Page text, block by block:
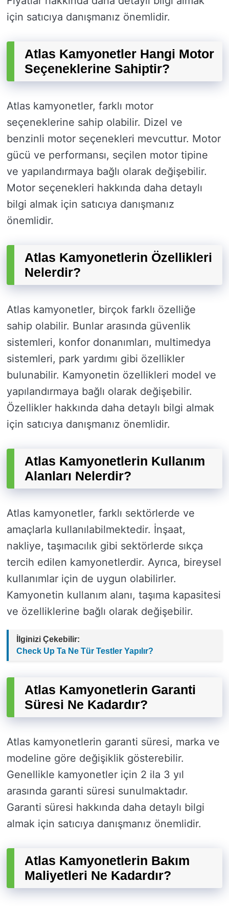
için satıcıya danışmanız önemlidir.
Atlas Kamyonetler Hangi Motor
Seçeneklerine Sahiptir?
Atlas kamyonetler, farklı motor
seçeneklerine sahip olabilir. Dizel ve
benzinli motor seçenekleri mevcuttur. Motor
gücü ve performansı, seçilen motor tipine
ve yapılandırmaya bağlı olarak değişebilir.
Motor seçenekleri hakkında daha detaylı
bilgi almak için satıcıya danışmanız
önemlidir.
Atlas Kamyonetlerin Özellikleri
Nelerdir?
Atlas kamyonetler, birçok farklı özelliğe
sahip olabilir. Bunlar arasında güvenlik
sistemleri, konfor donanımları, multimedya
sistemleri, park yardımı gibi özellikler
bulunabilir. Kamyonetin özellikleri model ve
yapılandırmaya bağlı olarak değişebilir.
Özellikler hakkında daha detaylı bilgi almak
için satıcıya danışmanız önemlidir.
Atlas Kamyonetlerin Kullanım
Alanları Nelerdir?
Atlas kamyonetler, farklı sektörlerde ve
amaçlarla kullanılabilmektedir. İnşaat,
nakliye, taşımacılık gibi sektörlerde sıkça
tercih edilen kamyonetlerdir. Ayrıca, bireysel
kullanımlar için de uygun olabilirler.
Kamyonetin kullanım alanı, taşıma kapasitesi
ve özelliklerine bağlı olarak değişebilir.
İlginizi Çekebilir:
Check Up Ta Ne Tür Testler Yapılır?
Atlas Kamyonetlerin Garanti
Süresi Ne Kadardır?
Atlas kamyonetlerin garanti süresi, marka ve
modeline göre değişiklik gösterebilir.
Genellikle kamyonetler için 2 ila 3 yıl
arasında garanti süresi sunulmaktadır.
Garanti süresi hakkında daha detaylı bilgi
almak için satıcıya danışmanız önemlidir.
Atlas Kamyonetlerin Bakım
Maliyetleri Ne Kadardır?